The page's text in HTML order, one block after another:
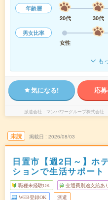
年齢層
20代
30代
男女比率
女性
も
気になる! 応
派遣会社 マンパワーグループ株式会社
未読 掲載日 2026/08/03
日置市【週2日～】ホ
ションで生活サポート
職種未経験OK 交通費別途支給あ
WEB登録OK 派遣